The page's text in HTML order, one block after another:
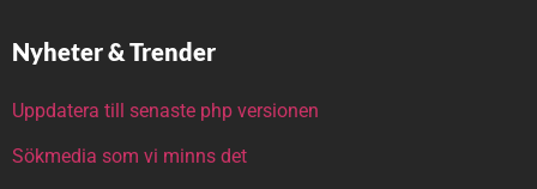
Nyheter & Trender
Uppdatera till senaste php versionen
Sökmedia som vi minns det